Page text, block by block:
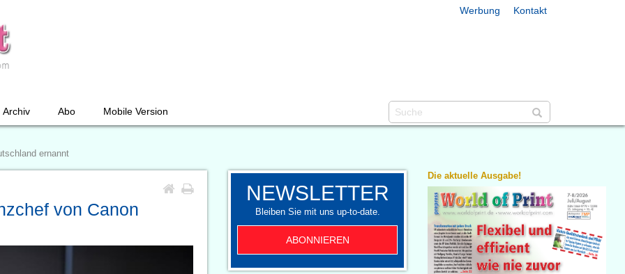
Werbung Kontakt
Archiv Abo Mobile Version
ernannt
von Canon
NEWSLETTER
Bleiben Sie mit uns up-to-date.
ABONNIEREN
Die aktuelle Ausgabe!